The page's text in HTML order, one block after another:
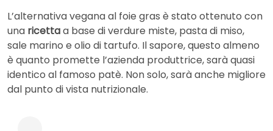
L’alternativa vegana al foie gras è stato ottenuto con
una ricettaa base di verdure miste, pasta di miso,
sale marino e olio di tartufo. Il sapore, questo almeno
è quanto promette l’azienda produttrice, sarà quasi
identico al famoso patè. Non solo, sarà anche migliore
dal punto di vista nutrizionale.